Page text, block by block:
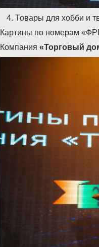
Товары для хобби и
Картины по номерам
Компания «Торговый